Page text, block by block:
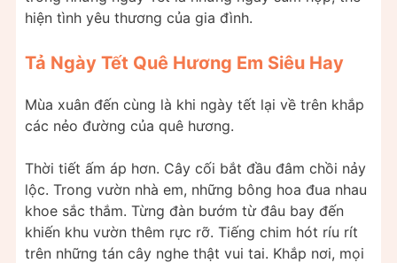
hiện tình yêu thương của gia đình.
Tả Ngày Tết Quê Hương Em Siêu Hay
Mùa xuân đến cùng là khi ngày tết lại về trên khắp
các nẻo đường của quê hương.
Thời tiết ấm áp hơn. Cây cối bắt đầu đâm chồi nảy
lộc. Trong vườn nhà em, những bông hoa đua nhau
khoe sắc thắm. Từng đàn bướm từ đâu bay đến
khiến khu vườn thêm rực rỡ. Tiếng chim hót ríu rít
trên những tán cây nghe thật vui tai. Khắp nơi, mọi